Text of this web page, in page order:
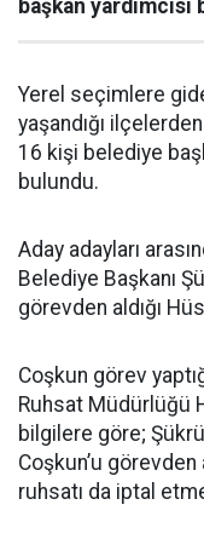
başkan
Yerel seçimlere
yaşandığı
16 kişi belediye
bulundu.
Aday adayları
Belediye Başkanı
görevden aldığı
Coşkun görev
Ruhsat Müdürlüğü
bilgilere göre;
Coşkun’u
ruhsatı da iptal